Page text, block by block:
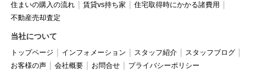
住まいの購入の流れ 賃貸vs持ち家
住宅取得時にかかる諸費用
不動産売却査定
当社について
トップページ インフォメーション スタッフ紹介
スタッフブログ
お客様の声
会社概要 お問合せ プライバシーポリシー